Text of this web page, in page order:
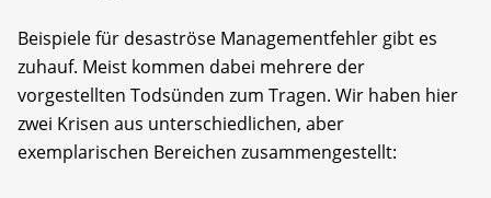
Beispiele für desas­tröse Managementfehler gibt es
zuhauf. Meist kommen dabei mehrere der
vorgestellten Tod­sünden zum Tragen. Wir haben hier
zwei Krisen aus unterschiedlichen, aber
exemplarischen Bereichen zusammengestellt: